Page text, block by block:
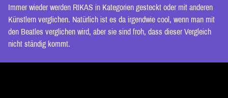
Immer wieder werden RIKAS in Kategorien gesteckt oder mit anderen
Künstlern verglichen. Natürlich ist es da irgendwie cool, wenn man mit
den Beatles verglichen wird, aber sie sind froh, dass dieser Vergleich
nicht ständig kommt.